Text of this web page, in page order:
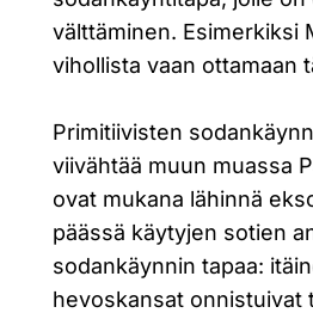
välttäminen. Esimerkiksi
vihollista vaan ottamaan
Primitiivisten
viivähtää muun muassa
ovat mukana lähinnä
päässä käytyjen sotien
sodankäynnin tapaa:
hevoskansat onnistuivat